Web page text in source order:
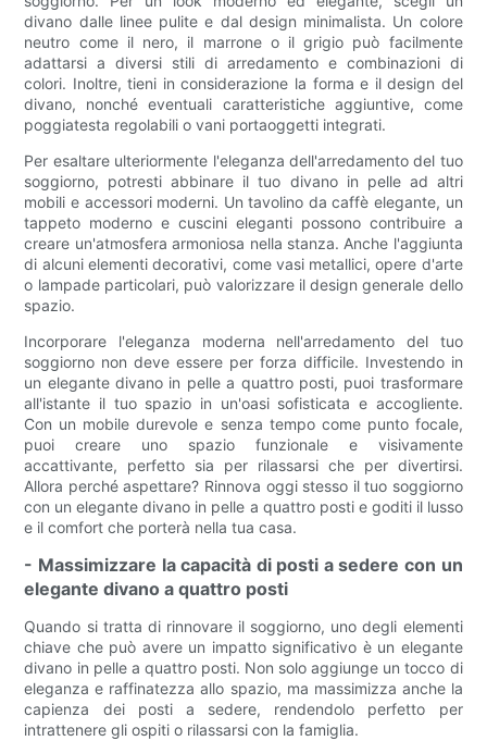
divano dalle linee pulite e dal design minimalista. Un colore
neutro come il nero, il marrone o il grigio può facilmente
adattarsi a diversi stili di arredamento e combinazioni di
colori. Inoltre, tieni in considerazione la forma e il design del
divano, nonché eventuali caratteristiche aggiuntive, come
poggiatesta regolabili o vani portaoggetti integrati.
Per esaltare ulteriormente l'eleganza dell'arredamento del tuo
soggiorno, potresti abbinare il tuo divano in pelle ad altri
mobili e accessori moderni. Un tavolino da caffè elegante, un
tappeto moderno e cuscini eleganti possono contribuire a
creare un'atmosfera armoniosa nella stanza. Anche l'aggiunta
di alcuni elementi decorativi, come vasi metallici, opere d'arte
o lampade particolari, può valorizzare il design generale dello
spazio.
Incorporare l'eleganza moderna nell'arredamento del tuo
soggiorno non deve essere per forza difficile. Investendo in
un elegante divano in pelle a quattro posti, puoi trasformare
all'istante il tuo spazio in un'oasi sofisticata e accogliente.
Con un mobile durevole e senza tempo come punto focale,
puoi creare uno spazio funzionale e visivamente
accattivante, perfetto sia per rilassarsi che per divertirsi.
Allora perché aspettare? Rinnova oggi stesso il tuo soggiorno
con un elegante divano in pelle a quattro posti e goditi il lusso
e il comfort che porterà nella tua casa.
- Massimizzare la capacità di posti a sedere con un
elegante divano a quattro posti
Quando si tratta di rinnovare il soggiorno, uno degli elementi
chiave che può avere un impatto significativo è un elegante
divano in pelle a quattro posti. Non solo aggiunge un tocco di
eleganza e raffinatezza allo spazio, ma massimizza anche la
capienza dei posti a sedere, rendendolo perfetto per
intrattenere gli ospiti o rilassarsi con la famiglia.